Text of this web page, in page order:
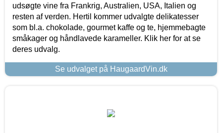
udsøgte vine fra Frankrig, Australien, USA, Italien og
resten af verden. Hertil kommer udvalgte delikatesser
som bl.a. chokolade, gourmet kaffe og te, hjemmebagte
småkager og håndlavede karameller. Klik her for at se
deres udvalg.
Se udvalget på HaugaardVin.dk